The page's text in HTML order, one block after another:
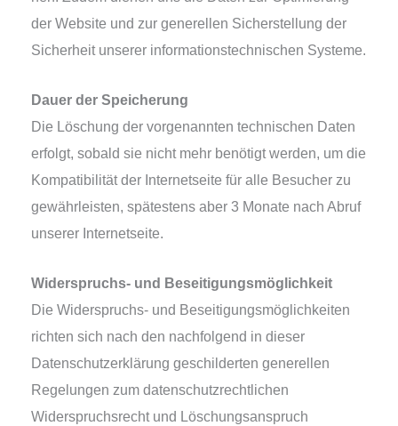
der Website und zur gene­rel­len Sicherstellung der
Sicherheit unse­rer infor­ma­ti­ons­tech­ni­schen Systeme.
Dauer der Speicherung
Die Löschung der vor­ge­nann­ten tech­ni­schen Daten
erfolgt, sobald sie nicht mehr benö­tigt wer­den, um die
Kompatibilität der Internetseite für alle Besucher zu
gewähr­leis­ten, spä­tes­tens aber 3 Monate nach Abruf
unse­rer Internetseite.
Widerspruchs- und Beseitigungsmöglichkeit
Die Widerspruchs- und Beseitigungsmöglichkeiten
rich­ten sich nach den nach­fol­gend in die­ser
Datenschutzerklärung geschil­der­ten gene­rel­len
Regelungen zum daten­schutz­recht­li­chen
Widerspruchsrecht und Löschungsanspruch